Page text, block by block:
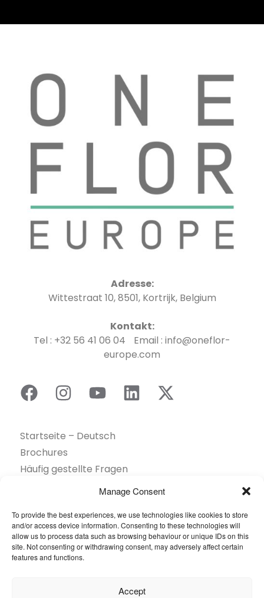
Manage Consent
To provide the best experiences, we use technologies like cookies to store
and/or access device information. Consenting to these technologies will
allow us to process data such as browsing behaviour or unique IDs on this
site. Not consenting or withdrawing consent, may adversely affect certain
features and functions.
Accept
Adresse:
Wittestraat 10, 8501, Kortrijk, Belgium
Kontakt:
Tel : +32 56 41 06 04 Email : info@oneflor-
europe.com
Startseite – Deutsch
Brochures
Häufig gestellte Fragen
Kontakt
Nachhaltigkeit
Unsere Projekte